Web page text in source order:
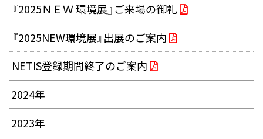
『2025ＮＥＷ 環境展』ご来場の御礼
『2025NEW環境展』出展のご案内
NETIS登録期間終了のご案内
2024年
2023年